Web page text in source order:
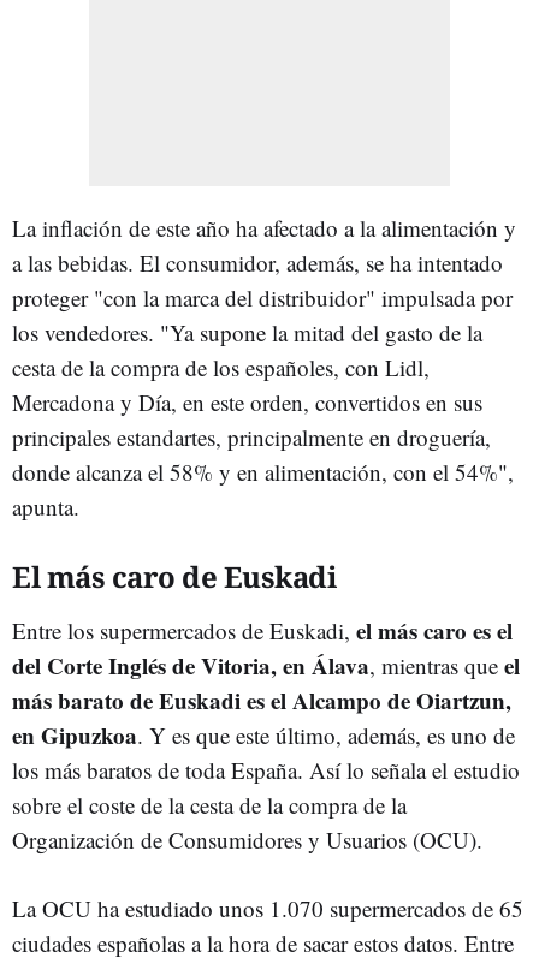
La inflación de este año ha afectado a la alimentación y
a las bebidas. El consumidor, además, se ha intentado
proteger "con la marca del distribuidor" impulsada por
los vendedores. "Ya supone la mitad del gasto de la
cesta de la compra de los españoles, con Lidl,
Mercadona y Día, en este orden, convertidos en sus
principales estandartes, principalmente en droguería,
donde alcanza el 58% y en alimentación, con el 54%",
apunta.
El más caro de Euskadi
Entre los supermercados de Euskadi, el más caro es el
del Corte Inglés de Vitoria, en Álava, mientras que el
más barato de Euskadi es el Alcampo de Oiartzun,
en Gipuzkoa. Y es que este último, además, es uno de
los más baratos de toda España. Así lo señala el estudio
sobre el coste de la cesta de la compra de la
Organización de Consumidores y Usuarios (OCU).
La OCU ha estudiado unos 1.070 supermercados de 65
ciudades españolas a la hora de sacar estos datos. Entre